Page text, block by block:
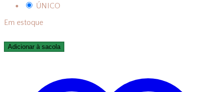
ÚNICO
Em estoque
Adicionar à sacola